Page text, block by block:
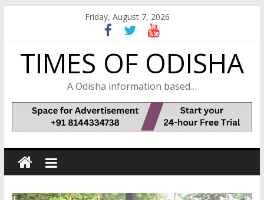
Friday, August 7, 2026
TIMES OF ODISHA
A Odisha information based…